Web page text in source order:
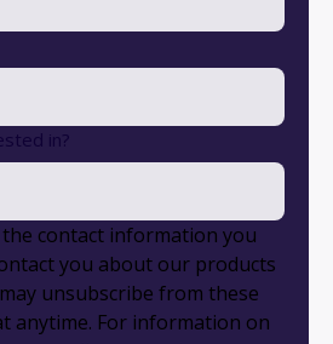
in?
contact information you
you about our products
unsubscribe from these
anytime. For information on